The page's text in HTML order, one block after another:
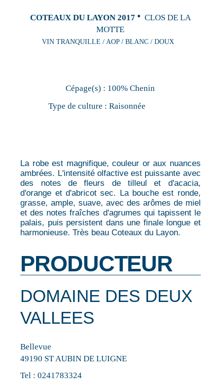
COTEAUX DU LAYON 2017
CLOS DE LA
MOTTE
VIN TRANQUILLE / AOP / BLANC / DOUX
Cépage(s) : 100% Chenin
Type de culture : Raisonnée
La robe est magnifique, couleur or aux nuances
ambrées. L'intensité olfactive est puissante avec
des notes de fleurs de tilleul et d'acacia,
d'orange et d'abricot sec. La bouche est ronde,
grasse, ample, suave, avec des arômes de miel
et des notes fraîches d'agrumes qui tapissent le
palais, puis persistent dans une finale longue et
harmonieuse. Très beau Coteaux du Layon.
PRODUCTEUR
DOMAINE DES DEUX
VALLEES
Bellevue
49190 ST AUBIN DE LUIGNE
Tel :0241783324